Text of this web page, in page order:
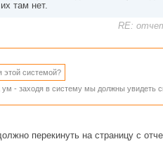
там нет.
RE:
этой системой?
ум - заходя в систему мы должны увидеть
перекинуть на страницу с